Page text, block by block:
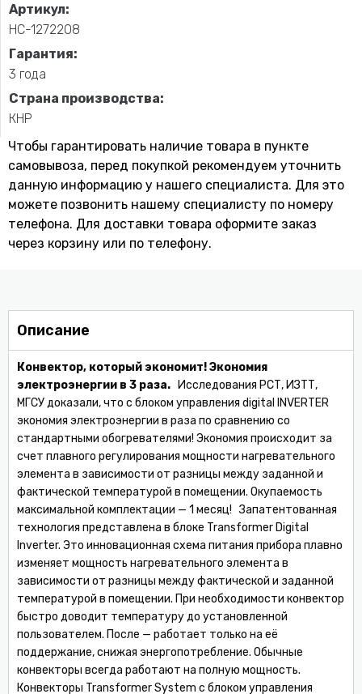
Артикул:
НС-1272208
Гарантия:
3 года
Страна производства:
КНР
Чтобы гарантировать наличие товара в пункте
самовывоза, перед покупкой рекомендуем уточнить
данную информацию у нашего специалиста. Для это
можете позвонить нашему специaлисту по номеру
телефона. Для доставки товара оформите заказ
через корзину или по телефону.
Описание
Конвектор, который экономит!Экономия
электроэнергии в 3 раза. Исследования РСТ, ИЗТТ,
МГСУ доказали, что с блоком управления digital INVERTER
экономия электроэнергии в раза по сравнению со
стандартными обогревателями! Экономия происходит за
счет плавного регулирования мощности нагревательного
элемента в зависимости от разницы между заданной и
фактической температурой в помещении. Окупаемость
максимальной комплектации — 1 месяц! Запатентованная
технология представлена в блоке Transformer Digital
Inverter. Это инновационная схема питания прибора плавно
изменяет мощность нагревательного элемента в
зависимости от разницы между фактической и заданной
температурой в помещении. При необходимости конвектор
быстро доводит температуру до установленной
пользователем. После — работает только на её
поддержание, снижая энергопотребление. Обычные
конвекторы всегда работают на полную мощность.
Конвекторы Transformer System с блоком управления